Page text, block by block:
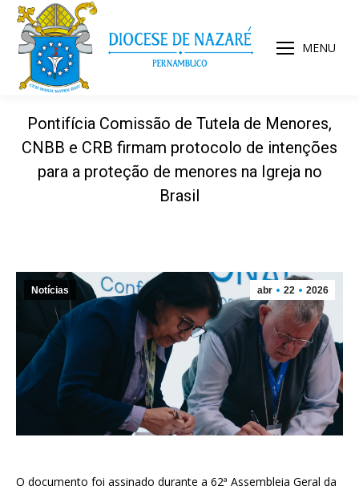
MENU
Pontifícia Comissão de Tutela de Menores,
CNBB e CRB firmam protocolo de intenções
para a proteção de menores na Igreja no
Brasil
abr 22 2026
Notícias
O documento foi assinado durante a 62ª Assembleia Geral da